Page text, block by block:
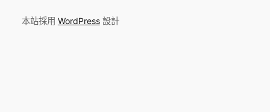
本站採用 WordPress設計